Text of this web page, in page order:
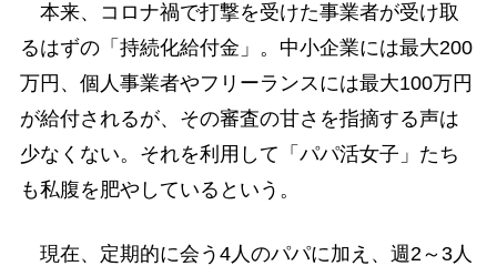
本来、コロナ禍で打撃を受けた事業者が受け取
るはずの「持続化給付金」。中小企業には最大200
万円、個人事業者やフリーランスには最大100万円
が給付されるが、その審査の甘さを指摘する声は
少なくない。それを利用して「パパ活女子」たち
も私腹を肥やしているという。
現在、定期的に会う4人のパパに加え、週2～3人